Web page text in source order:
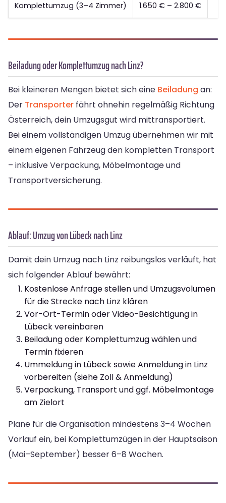
Komplettumzug (3–4 Zimmer) 1.650 € – 2.800 €
Beiladung oder Komplettumzug nach Linz?
Bei kleineren Mengen bietet sich eine Beiladung an:
Der Transporter fährt ohnehin regelmäßig Richtung
Österreich, dein Umzugsgut wird mittransportiert.
Bei einem vollständigen Umzug übernehmen wir mit
einem eigenen Fahrzeug den kompletten Transport
– inklusive Verpackung, Möbelmontage und
Transportversicherung.
Ablauf: Umzug von Lübeck nach Linz
Damit dein Umzug nach Linz reibungslos verläuft, hat
sich folgender Ablauf bewährt:
Kostenlose Anfrage stellen und Umzugsvolumen
für die Strecke nach Linz klären
Vor-Ort-Termin oder Video-Besichtigung in
Lübeck vereinbaren
Beiladung oder Komplettumzug wählen und
Termin fixieren
Ummeldung in Lübeck sowie Anmeldung in Linz
vorbereiten (siehe Zoll & Anmeldung)
Verpackung, Transport und ggf. Möbelmontage
am Zielort
Plane für die Organisation mindestens 3–4 Wochen
Vorlauf ein, bei Komplettumzügen in der Hauptsaison
(Mai–September) besser 6–8 Wochen.